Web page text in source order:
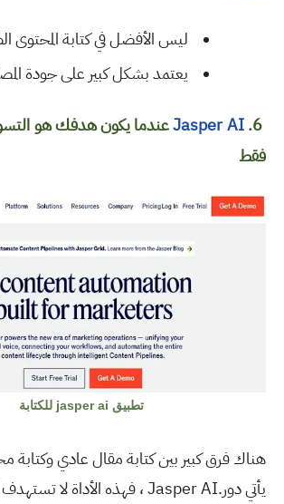
ليس الأفضل في كتابة المحتوى
يعتمد بشكل كبير على جودة
6.
Jasper AIعندما يكون هدفك هو
فقط
تطبيق jasper ai للكتابة
هناك فرق كبير بين كتابة مقال عادي وكتابة
يأتي دورJasper AI.، فهذه الأداة لا